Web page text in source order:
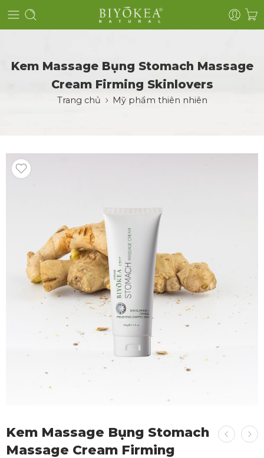
Kem Massage Bụng Stomach Massage
Cream Firming Skinlovers
Trang chủ Mỹ phẩm thiên nhiên
Kem Massage Bụng Stomach
Massage Cream Firming